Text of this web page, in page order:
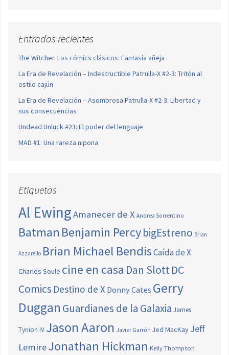
Entradas recientes
The Witcher. Los cómics clásicos: Fantasía añeja
La Era de Revelación – Indestructible Patrulla-X #2-3: Tritón al
estilo cajún
La Era de Revelación – Asombrosa Patrulla-X #2-3: Libertad y
sus consecuencias
Undead Unluck #23: El poder del lenguaje
MAD #1: Una rareza nipona
Etiquetas
Al EwingAmanecer de X Andrea Sorrentino
Batman Benjamin PercybigEstreno Brian
Azzarello Brian Michael BendisCaída de X
Charles Soule cine en casa Dan SlottDC
Comics Destino de X Donny Cates Gerry
Duggan Guardianes de la Galaxia James
Tynion IV Jason Aaron Javier Garrón Jed MacKay Jeff
LemireJonathan Hickman Kelly Thompson